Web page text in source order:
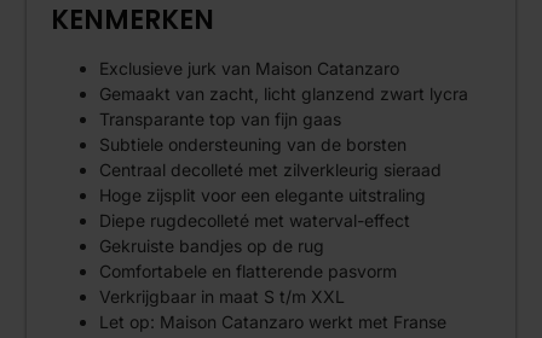
KENMERKEN
Exclusieve jurk van Maison Catanzaro
Gemaakt van zacht, licht glanzend zwart lycra
Transparante top van fijn gaas
Subtiele ondersteuning van de borsten
Centraal decolleté met zilverkleurig sieraad
Hoge zijsplit voor een elegante uitstraling
Diepe rugdecolleté met waterval-effect
Gekruiste bandjes op de rug
Comfortabele en flatterende pasvorm
Verkrijgbaar in maat S t/m XXL
Let op: Maison Catanzaro werkt met Franse